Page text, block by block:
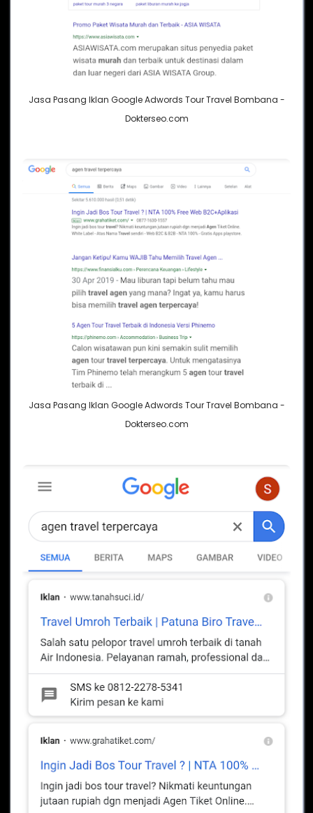
Jasa Pasang Iklan Google Adwords Tour Travel Bombana -
Dokterseo.com
Jasa Pasang Iklan Google Adwords Tour Travel Bombana -
Dokterseo.com